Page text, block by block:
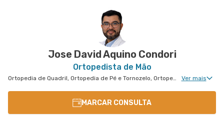
Estrada de Itapecerica nr. 4617 - Capao
Jose David Aquino Condori
Ortopedista de Mão
Ortopedia de Quadril, Ortopedia de Pé e Tornozelo, Ortopedia de Ombro, Ortopedia de Joelho, Ortopedia de Coluna, Ortopedia Geral, Cirurgia de Joelho, Ortopedia de Punho, Ortopedia de Cotovelo, Cirurgia de Quadril Ver mais
MARCAR CONSULTA